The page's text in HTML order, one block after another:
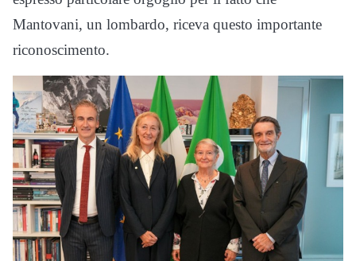
Mantovani, un lombardo, riceva questo importante
riconoscimento.